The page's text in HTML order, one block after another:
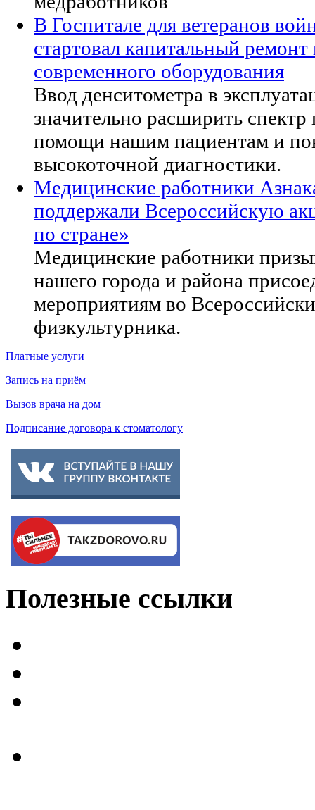
В Госпитале для ветеранов
стартовал капитальный ремонт
современного оборудования
Ввод денситометра в
значительно расширить
помощи нашим пациентам и
высокоточной диагностики.
Медицинские работники
поддержали Всероссийскую
по стране»
Медицинские работники
нашего города и района
мероприятиям во
физкультурника.
Платные услуги
Запись на приём
Вызов врача на дом
Подписание договора к стоматологу
Полезные ссылки